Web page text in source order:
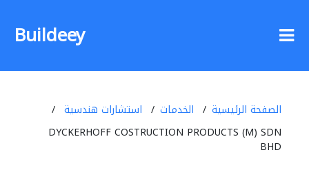
Buildeey
الصفحة الرئيسية الخدمات
استشارات هندسية
DYCKERHOFF COSTRUCTION PRODUCTS (M) SDN
BHD